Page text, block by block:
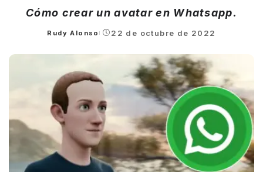
Cómo crear un avatar en Whatsapp.
Posted
Rudy Alonso 22 de octubre de 2022